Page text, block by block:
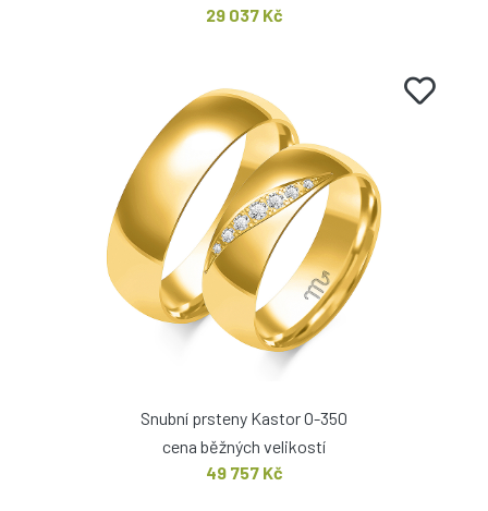
29 037 Kč
Snubní prsteny Kastor O-350
cena běžných velikostí
49 757 Kč